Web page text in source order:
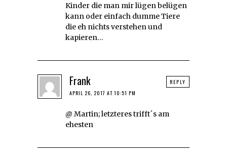
Kinder die man mir lügen belügen
kann oder einfach dumme Tiere
die eh nichts verstehen und
kapieren…
Frank
APRIL 26, 2017 AT 10:51 PM
@ Martin; letzteres trifft´s am
ehesten
REPLY